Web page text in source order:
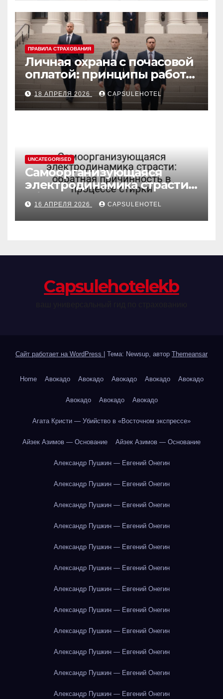
ПРАВИЛА СТРАХОВАНИЯ
Личная охрана с почасовой
оплатой: принципы работы
и правовые аспекты
18 АПРЕЛЯ 2026 CAPSULEHOTEL
UNCATEGORISED
Самоорганизующаяся
электродинамика страсти:
обратная причинность в
процессе стирки
16 АПРЕЛЯ 2026 CAPSULEHOTEL
Сapsulehotelekb
Сайт работает на WordPress Тема: Newsup, автор Themeansar
Home Авокадо Авокадо Авокадо Авокадо Авокадо
Авокадо Авокадо Авокадо
Агата Кристи — Убийство в «Восточном экспрессе»
Айзек Азимов — Основание Айзек Азимов — Основание
Александр Пушкин — Евгений Онегин
Александр Пушкин — Евгений Онегин
Александр Пушкин — Евгений Онегин
Александр Пушкин — Евгений Онегин
Александр Пушкин — Евгений Онегин
Александр Пушкин — Евгений Онегин
Александр Пушкин — Евгений Онегин
Александр Пушкин — Евгений Онегин
Александр Пушкин — Евгений Онегин
Александр Пушкин — Евгений Онегин
Александр Пушкин — Евгений Онегин
Александр Пушкин — Евгений Онегин